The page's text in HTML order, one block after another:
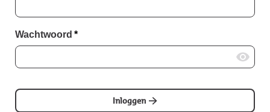
Wachtwoord *
Inloggen